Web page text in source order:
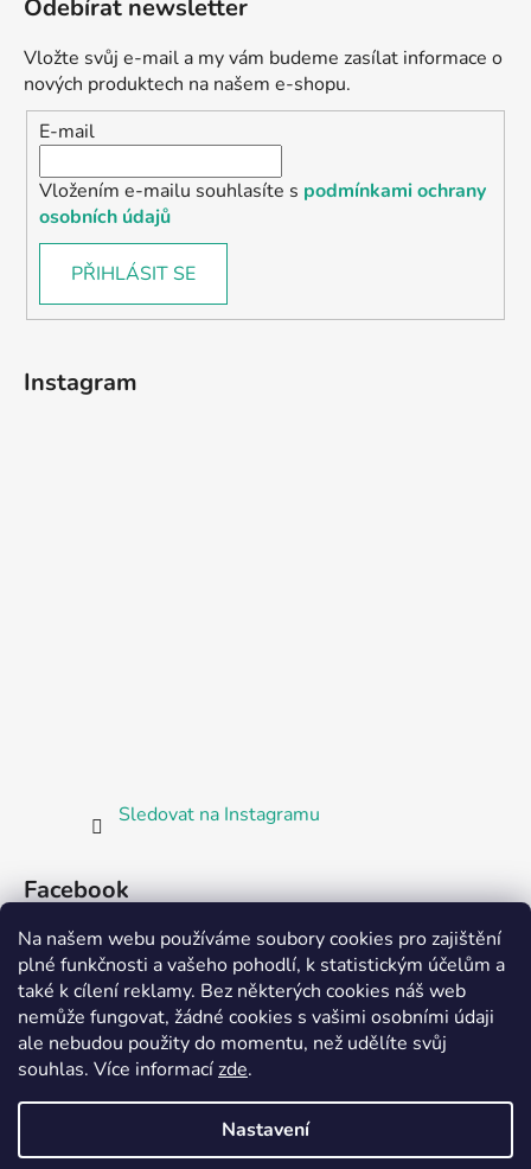
Na našem webu používáme soubory cookies pro zajištění
plné funkčnosti a vašeho pohodlí, k statistickým účelům a
také k cílení reklamy. Bez některých cookies náš web
nemůže fungovat, žádné cookies s vašimi osobními údaji
ale nebudou použity do momentu, než udělíte svůj
souhlas. Více informacízde.
Nastavení
Odebírat newsletter
Vložte svůj e-mail a my vám budeme zasílat informace o
nových produktech na našem e-shopu.
E-mail
Vložením e-mailu souhlasíte s podmínkami ochrany
osobních údajů
PŘIHLÁSIT SE
Instagram
Sledovat na Instagramu
Facebook
Partnerská prodejna Barefoot Plzeň